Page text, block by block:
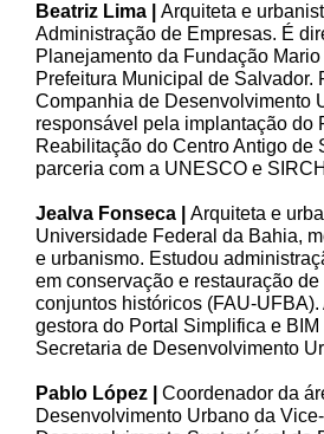
Beatriz Lima | Arquiteta e
Administração de Empresas. É
Planejamento da Fundação
Prefeitura Municipal de Salvador.
Companhia de Desenvolvimento
responsável pela implantação do
Reabilitação do Centro Antigo de
parceria com a UNESCO e
Jealva Fonseca | Arquiteta e
Universidade Federal da Bahia,
e urbanismo. Estudou
em conservação e restauração
conjuntos históricos (FAU-UFBA).
gestora do Portal Simplifica e BIM
Secretaria de Desenvolvimento
Pablo López | Coordenador da
Desenvolvimento Urbano da